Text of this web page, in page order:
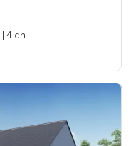
| 4 ch.